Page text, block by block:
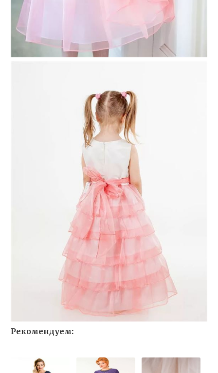
Рекомендуем: